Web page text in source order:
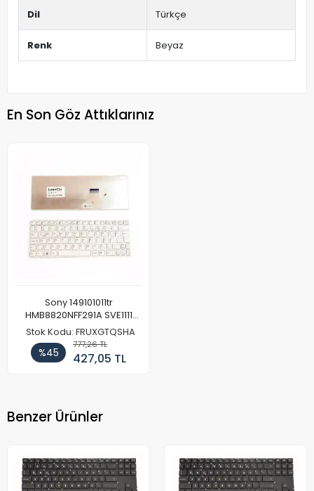
Dil Türkçe
Renk Beyaz
En Son Göz Attıklarınız
Sony 149101011tr
HMB8820NFF291A SVE1111
SVE1112 Klavye Tuş Takımı
Siyah Beyaz
Stok Kodu: FRUXGTQSHA
%45
777,26 TL
427,05 TL
Benzer Ürünler